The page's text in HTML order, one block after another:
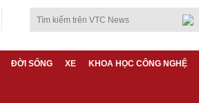
ĐỜI SỐNG XE KHOA HỌC CÔNG NGHỆ